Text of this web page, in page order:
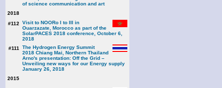
of science communication and art
2018
#112
Visit to NOORo I to III in
Ouarzazate, Morocco as part of the
SolarPACES 2018 conference, October 6,
2018
#111
The Hydrogen Energy Summit
2018 Chiang Mai, Northern Thailand
Arno's presentation: Off the Grid –
Unveiling new ways for our Energy supply
January 26, 2018
2015